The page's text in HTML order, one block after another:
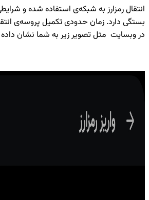
انتقال رمزارز به شبکه‌ی استفاده شده و
بستگی دارد. زمان حدودی تکمیل پروسه‌ی
در وبسایت مثل تصویر زیر به شما نشان